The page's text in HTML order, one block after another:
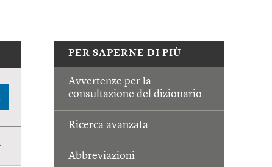
PER SAPERNE DI PIÙ
Avvertenze per la
consultazione del dizionario
Ricerca avanzata
Abbreviazioni